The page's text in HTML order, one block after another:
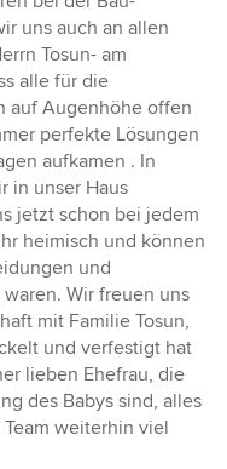
uns auch an allen
Tosun- am
alle für die
auf Augenhöhe offen
perfekte Lösungen
aufkamen . In
in unser Haus
jetzt schon bei jedem
heimisch und können
und
Wir freuen uns
mit Familie Tosun,
und verfestigt hat
lieben Ehefrau, die
des Babys sind, alles
weiterhin viel